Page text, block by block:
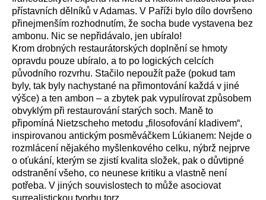
přístavních dělníků v Adamas. V Paříži bylo dílo dovršeno
přinejmenším rozhodnutím, že socha bude vystavena bez
ambonu. Nic se nepřidávalo, jen ubíralo!
Krom drobných restaurátorských doplnění se hmoty
opravdu pouze ubíralo, a to po logických celcích
původního rozvrhu. Stačilo nepoužít paže (pokud tam
byly, tak byly nachystané na přimontování každá v jiné
výšce) a ten ambon – a zbytek pak vypulírovat způsobem
obvyklým při restaurování starých soch. Maně to
připomíná Nietzscheho metodu „filosofování kladivem“,
inspirovanou antickým posměváčkem Lúkianem: Nejde o
rozmlácení nějakého myšlenkového celku, nýbrž nejprve
o oťukání, kterým se zjistí kvalita složek, pak o důvtipné
odstranění všeho, co neunese kritiku a vlastně není
potřeba. V jiných souvislostech to může asociovat
surrealistickou tvorbu torz.